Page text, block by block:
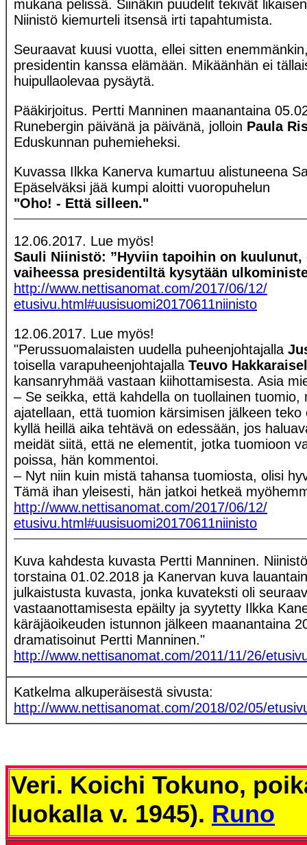
mukana pelissä. Siinäkin puudelit tekivät
Niinistö kiemurteli itsensä irti tapahtumista.
Seuraavat kuusi vuotta, ellei sitten
presidentin kanssa elämään. Mikäänhän ei
huipullaolevaa pysäytä.
Pääkirjoitus. Pertti Manninen maanantaina
Runebergin päivänä ja päivänä, jolloin Paula
Eduskunnan puhemieheksi.
Kuvassa Ilkka Kanerva kumartuu alistuneena
Epäselväksi jää kumpi aloitti vuoropuhelun
"Oho! - Että silleen."
12.06.2017. Lue myös!
Sauli Niinistö: ”Hyviin tapoihin on kuulunut,
vaiheessa presidentiltä kysytään
http://www.nettisanomat.com/2017/06/12/
etusivu.html#uusisuomi20170611niinisto
12.06.2017. Lue myös!
"Perussuomalaisten uudella puheenjohtajalla
toisella varapuheenjohtajalla Teuvo
kansanryhmää vastaan kiihottamisesta. Asia
– Se seikka, että kahdella on tuollainen tuomio,
ajatellaan, että tuomion kärsimisen jälkeen
kyllä heillä aika tehtävä on edessään, jos
meidät siitä, että ne elementit, jotka tuomioon
poissa, hän kommentoi.
– Nyt niin kuin mistä tahansa tuomiosta, olisi
Tämä ihan yleisesti, hän jatkoi hetkeä
http://www.nettisanomat.com/2017/06/12/
etusivu.html#uusisuomi20170611niinisto
Kuva kahdesta kuvasta Pertti Manninen.
torstaina 01.02.2018 ja Kanervan kuva
julkaistusta kuvasta, jonka kuvateksti oli
vastaanottamisesta epäilty ja syytetty Ilkka
käräjäoikeuden istunnon jälkeen maanantaina
dramatisoinut Pertti Manninen."
http://www.nettisanomat.com/2011/11/26/
Katkelma alkuperäisestä sivusta:
http://www.nettisanomat.com/2018/02/05/
Veri. Koichi Tokuno,
luokalla v. 1945). Runo